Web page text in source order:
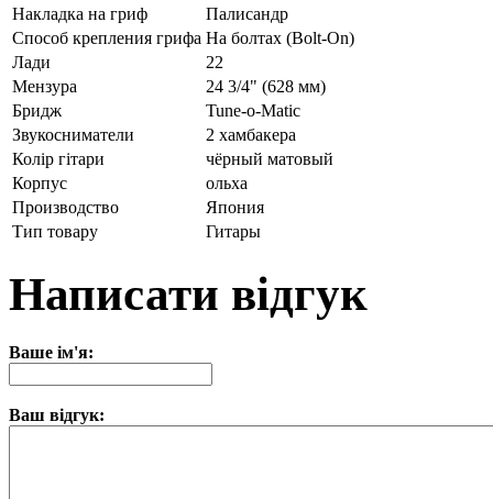
Накладка на гриф
Палисандр
Способ крепления грифа На болтах (Bolt-On)
Лади
22
Мензура
24 3/4" (628 мм)
Бридж
Tune-o-Matic
Звукосниматели
2 хамбакера
Колір гітари
чёрный матовый
Корпус
ольха
Производство
Япония
Тип товару
Гитары
Написати відгук
Ваше ім'я:
Ваш відгук: